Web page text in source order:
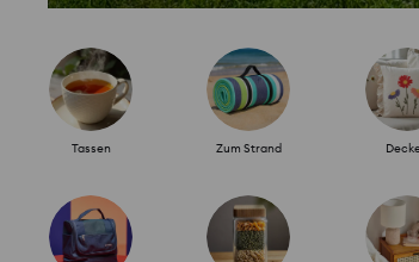
Tassen Zum Strand